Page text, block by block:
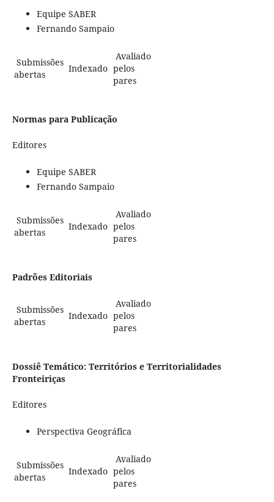
Equipe SABER
Fernando Sampaio
Submissões
abertas
Indexado
Avaliado
pelos
pares
Normas para Publicação
Editores
Equipe SABER
Fernando Sampaio
Submissões
abertas
Indexado
Avaliado
pelos
pares
Padrões Editoriais
Submissões
abertas
Indexado
Avaliado
pelos
pares
Dossiê Temático: Territórios e Territorialidades
Fronteiriças
Editores
Perspectiva Geográfica
Submissões
abertas
Indexado
Avaliado
pelos
pares